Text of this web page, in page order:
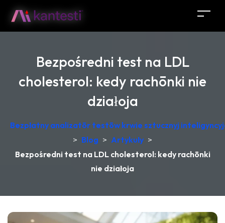
Bezpośredni test na LDL
cholesterol: kedy rachōnki nie
działoja
Bezpłatny analizatōr testōw krwie sztucznyj
> Blog > Artykuły >
Bezpośredni test na LDL cholesterol: kedy rachōnki
nie działoja